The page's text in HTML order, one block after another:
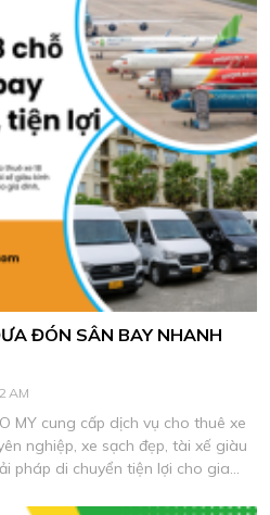
ĐÓN SÂN BAY NHANH
AM
MY cung cấp dịch vụ cho thuê xe
nghiệp, xe sạch đẹp, tài xế giàu
pháp di chuyển tiện lợi cho gia